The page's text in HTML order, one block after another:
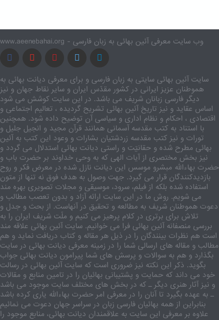
www.aeenebahai.org - وب سایت معرفی آئین بهائی به زبان فارسی
سایت آئین بهائی سایتی به زبان فارسی و برای معرفی دیانت بهائی به
هموطنان عزیز ایرانی در کشور مقدّس ایران و سایر نقاط جهان و نیز
دیگر فارسی زبانان شریف می باشد. در این سایت کوشش می شود
اساس عقاید و نیز تاریخ آئین بهائی تشریح گردیده ، تعالیم اجتماعی و
اقتصادی ، احکام و نظام اداری و سیاسی آن توضیح داده شود. همچنین
با استناد به کتب مقدسه آسمانی همانند قرآن مجید و انجیل جلیل و
تورات و نیز کتب مقدسه زردشتیان بشارات و وعود این کتب به آئین
بهائی مطرح شده و حقانیّت و راستی دیانت بهائی استدلال می گردد و
نیز بخش مختصری از آیات الهی که به وحی خداوند بر حضرت باب و
حضرت بهاءالله مبشرو موسس این دیانت نازل شده در معرض فکر و روح
بازدیدکنندگان قرار می گیرد. جهت وصول به هدف فوق نه تنها از متون
استفاده شده بلکه از فیلم، سرود، موسیقی و مجلات تصویری بهره مند
می شویم. روش ما در این سایت ارائه آزاد و بدون تعصب مطالب و
دعوت هموطنان شریف به مطالعه و تحقیق در آنهاست. از بحث و جدل و
تلاش برای برتری در کلام پرهیز می کنیم و ملّت شریف ایران را به
بررسی منصفانه آئین بهائی فرا می خوانیم. سایت آئین بهائی علاقه مند
است هم نظرات بینندگان را در ذیل هر مقاله و کتاب دریافت نماید و هم
مطالب و مقاله های ارسالی شما را در زمینه معرفی دیانت بهائی در سایت
بگذارد و هم به سوالات و پرسش های شما پیرامون دیانت بهائی جواب
بگوید. ذکر این نکته نیز ضروری است که سایت آئین بهائی در رسالت
خود می داند که حمایت و پشتیبانی بهائیان را در تامین منابع و مقالات
و نیز آثار هنری دیگر ـ که در بخش های مختلف سایت موجود می باشد
ـ به عهده بگیرد تا آنان را در معرفی امر حضرت بهاءالله یاری کرده باشد
بنابراین از همه بهائیان فارسی زبان در سراسر جهان دعوت می نمائیم
علاوه بر معرفی این سایت به علاقمندان دیانت بهائی، منابع موجود را